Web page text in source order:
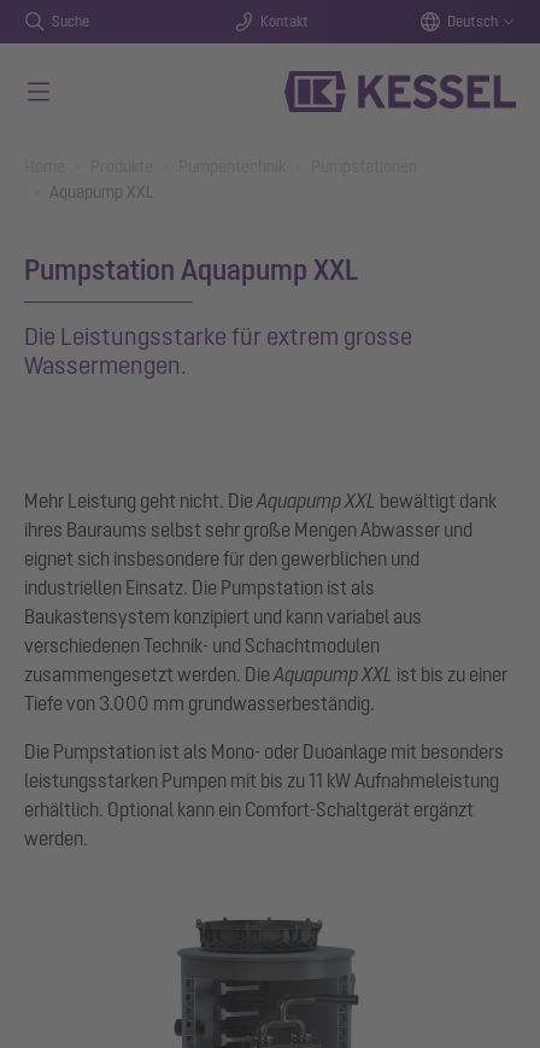
Suche Kontakt Deutsch
Aquapump XXL
Pumpstation Aquapump XXL
Die Leistungsstarke für extrem grosse
Wassermengen.
Mehr Leistung geht nicht. Die Aquapump XXL bewältigt dank
ihres Bauraums selbst sehr große Mengen Abwasser und
eignet sich insbesondere für den gewerblichen und
industriellen Einsatz. Die Pumpstation ist als
Baukastensystem konzipiert und kann variabel aus
verschiedenen Technik- und Schachtmodulen
zusammengesetzt werden. Die Aquapump XXL ist bis zu einer
Tiefe von 3.000 mm grundwasserbeständig.
Die Pumpstation ist als Mono- oder Duoanlage mit besonders
leistungsstarken Pumpen mit bis zu 11 kW Aufnahmeleistung
erhältlich. Optional kann ein Comfort-Schaltgerät ergänzt
werden.